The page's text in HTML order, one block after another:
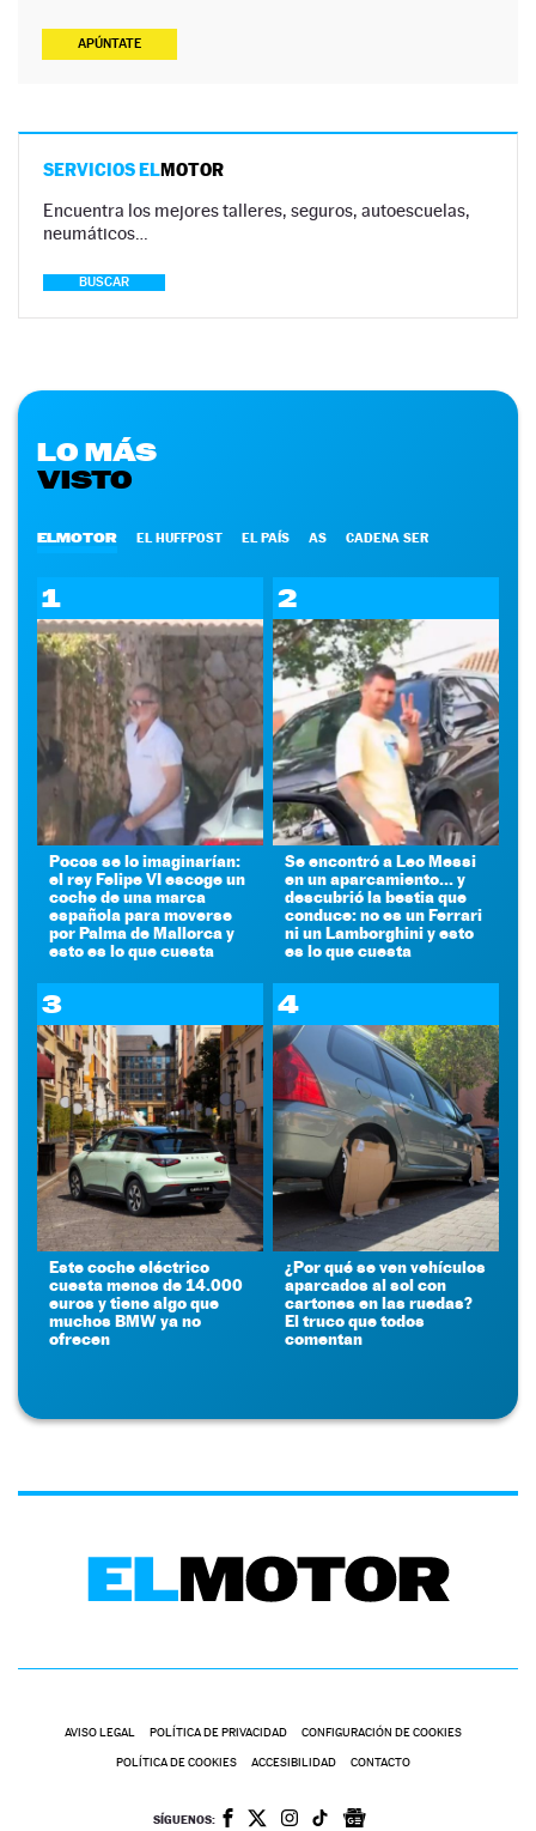
APÚNTATE
SERVICIOS ELMOTOR
Encuentra los mejores talleres, seguros, autoescuelas,
neumáticos…
BUSCAR
LO MÁS
VISTO
ELMOTOR EL HUFFPOST EL PAÍS AS CADENA SER
1
Pocos se lo imaginarían:
el rey Felipe VI escoge un
coche de una marca
española para moverse
por Palma de Mallorca y
esto es lo que cuesta
2
Se encontró a Leo Messi
en un aparcamiento... y
descubrió la bestia que
conduce: no es un Ferrari
ni un Lamborghini y esto
es lo que cuesta
3
Este coche eléctrico
cuesta menos de 14.000
euros y tiene algo que
muchos BMW ya no
ofrecen
4
¿Por qué se ven vehículos
aparcados al sol con
cartones en las ruedas?
El truco que todos
comentan
AVISO LEGAL POLÍTICA DE PRIVACIDAD CONFIGURACIÓN DE COOKIES
POLÍTICA DE COOKIES ACCESIBILIDAD CONTACTO
SÍGUENOS: